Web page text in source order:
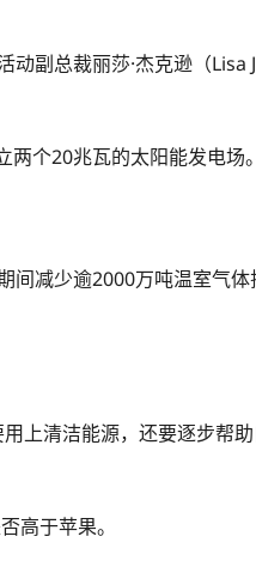
副总裁丽莎·杰克逊（
个20兆瓦的太阳能发电场。
减少逾2000万吨温室气体
上清洁能源，还要逐步帮助
高于苹果。